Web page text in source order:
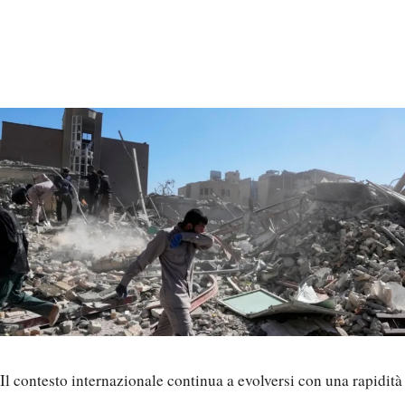
Il contesto internazionale continua a evolversi con una rapidità